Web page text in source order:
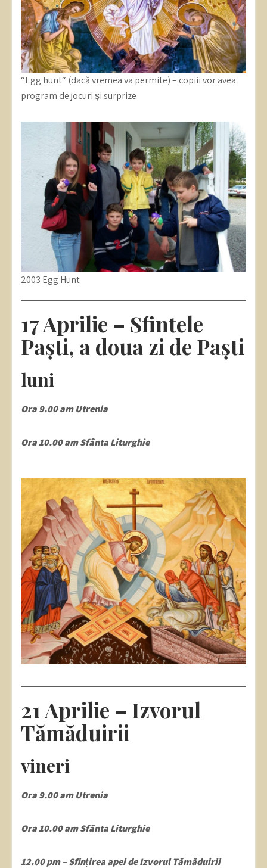
“Egg hunt“ (dacă vremea va permite) – copiii vor avea
program de jocuri și surprize
2003 Egg Hunt
17 Aprilie – Sfintele
Paști, a doua zi de Paști
luni
Ora 9.00 am Utrenia
Ora 10.00 am Sfânta Liturghie
21 Aprilie – Izvorul
Tămăduirii
vineri
Ora 9.00 am Utrenia
Ora 10.00 am Sfânta Liturghie
12.00 pm – Sfințirea apei de Izvorul Tămăduirii